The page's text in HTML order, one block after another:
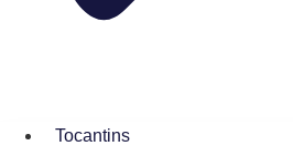
Tocantins